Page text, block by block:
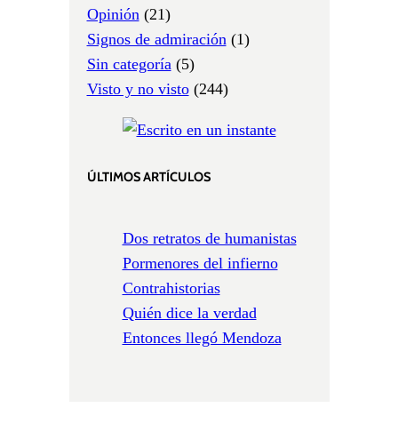
Opinión(21)
Signos de admiración(1)
Sin categoría(5)
Visto y no visto(244)
ÚLTIMOS ARTÍCULOS
Dos retratos de humanistas
Pormenores del infierno
Contrahistorias
Quién dice la verdad
Entonces llegó Mendoza